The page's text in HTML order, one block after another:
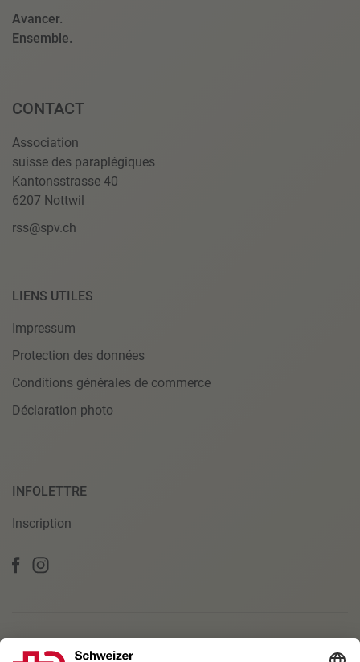
Avancer.
Ensemble.
CONTACT
Association
suisse des paraplégiques
Kantonsstrasse 40
6207 Nottwil
rss@spv.ch
LIENS UTILES
Impressum
Protection des données
Conditions générales de commerce
Déclaration photo
INFOLETTRE
Inscription